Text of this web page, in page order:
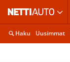
Haku Uusimmat